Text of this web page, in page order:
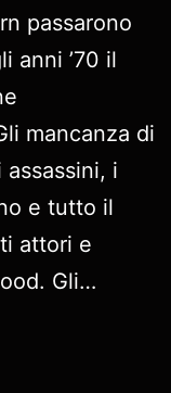
passarono
anni ’70 il
mancanza di
i
e tutto il
attori e
Gli…